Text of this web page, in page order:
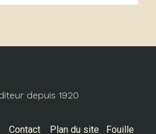
depuis 1920
Contact Plan du site Fouille